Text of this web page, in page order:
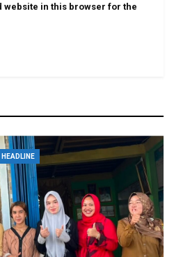
website in this browser for the
HEADLINE